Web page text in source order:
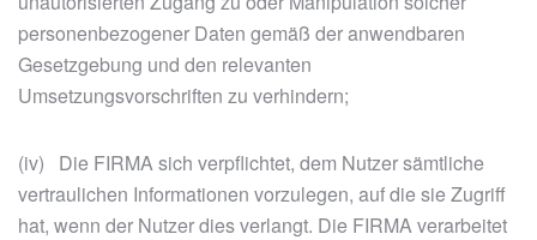
personenbezogener Daten gemäß der anwendbaren
Gesetzgebung und den relevanten
Umsetzungsvorschriften zu verhindern;
(iv) Die FIRMA sich verpflichtet, dem Nutzer sämtliche
vertraulichen Informationen vorzulegen, auf die sie Zugriff
hat, wenn der Nutzer dies verlangt. Die FIRMA verarbeitet